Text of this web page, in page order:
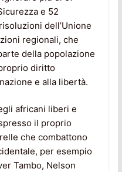
e 52
dell’Unione
regionali, che
della popolazione
diritto
e alla libertà.
africani liberi e
il proprio
che combattono
per esempio
Tambo, Nelson